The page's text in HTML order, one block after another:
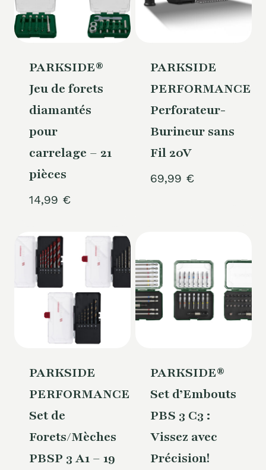
PARKSIDE®
Jeu de forets
diamantés
pour
carrelage – 21
pièces
14,99 €
PARKSIDE
PERFORMANCE®
Perforateur-
Burineur sans
Fil 20V
69,99 €
PARKSIDE
PERFORMANCE®
Set de
Forets/Mèches
PBSP 3 A1 – 19
PARKSIDE®
Set d’Embouts
PBS 3 C3 :
Vissez avec
Précision!